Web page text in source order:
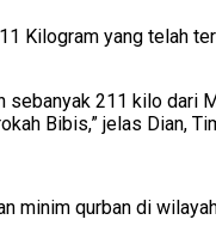
Kilogram yang telah
211 kilo dari
Bibis,” jelas Dian,
qurban di